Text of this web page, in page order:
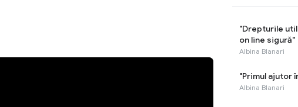
"Drepturile
on line sigură"
Albina Blanari
"Primul ajutor
Albina Blanari